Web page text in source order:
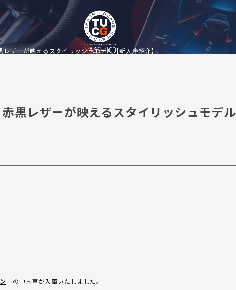
ザーが映えるスタイリッシュモデル【新入庫紹介】
黒レザーが映えるスタイリッシュモデル
」の中古車が入庫いたしました。